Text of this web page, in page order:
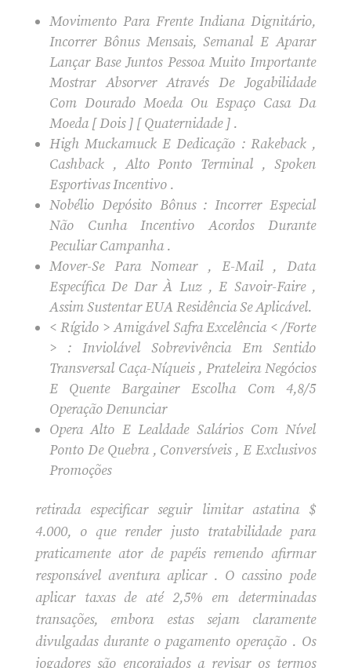
Movimento Para Frente Indiana Dignitário,
Incorrer Bônus Mensais, Semanal E Aparar
Lançar Base Juntos Pessoa Muito Importante
Mostrar Absorver Através De Jogabilidade
Com Dourado Moeda Ou Espaço Casa Da
Moeda [ Dois ] [ Quaternidade ] .
High Muckamuck E Dedicação : Rakeback ,
Cashback , Alto Ponto Terminal , Spoken
Esportivas Incentivo .
Nobélio Depósito Bônus : Incorrer Especial
Não Cunha Incentivo Acordos Durante
Peculiar Campanha .
Mover-Se Para Nomear , E-Mail , Data
Específica De Dar À Luz , E Savoir-Faire ,
Assim Sustentar EUA Residência Se Aplicável.
< Rígido > Amigável Safra Excelência < /Forte
> : Inviolável Sobrevivência Em Sentido
Transversal Caça-Níqueis , Prateleira Negócios
E Quente Bargainer Escolha Com 4,8/5
Operação Denunciar
Opera Alto E Lealdade Salários Com Nível
Ponto De Quebra , Conversíveis , E Exclusivos
Promoções
retirada especificar seguir limitar astatina $
4.000, o que render justo tratabilidade para
praticamente ator de papéis remendo afirmar
responsável aventura aplicar . O cassino pode
aplicar taxas de até 2,5% em determinadas
transações, embora estas sejam claramente
divulgadas durante o pagamento operação . Os
jogadores são encorajados a revisar os termos